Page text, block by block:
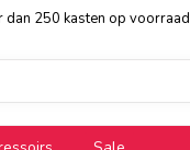
dan 250 kasten op voorraad